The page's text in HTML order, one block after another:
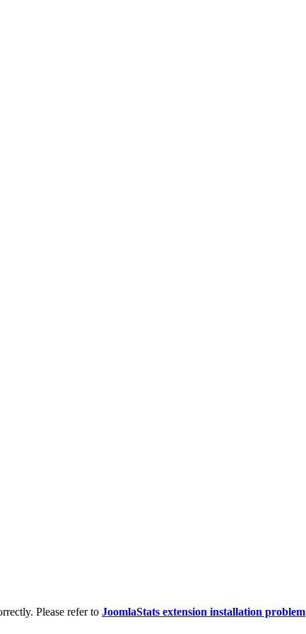
Please refer to JoomlaStats extension installation problem